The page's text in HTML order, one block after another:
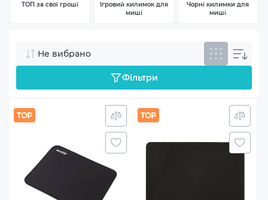
ТОП за свої гроші
Ігровий килимок для
миші
Чорні килимки для
миші
Не вибрано
Фільтри